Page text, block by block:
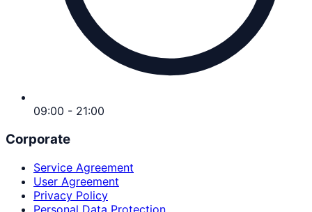
09:00 - 21:00
Corporate
Service Agreement
User Agreement
Privacy Policy
Personal Data Protection